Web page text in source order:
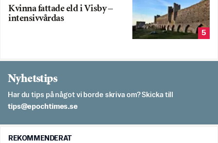
Kvinna fattade eld i Visby –
intensivvårdas
5
Nyhetstips
Har du tips på något vi borde skriva om? Skicka till
es.semithcope@spit
REKOMMENDERAT